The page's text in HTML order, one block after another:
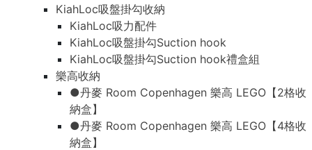
KiahLoc吸盤掛勾收納
KiahLoc吸力配件
KiahLoc吸盤掛勾Suction hook
KiahLoc吸盤掛勾Suction hook禮盒組
樂高收納
●丹麥 Room Copenhagen 樂高 LEGO【2格收
納盒】
●丹麥 Room Copenhagen 樂高 LEGO【4格收
納盒】